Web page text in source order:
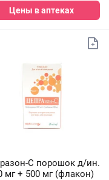
Цены в аптеках
С порошок д/ин.
мг + 500 мг (флакон)